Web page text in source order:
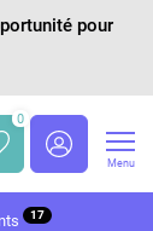
pour
0
Menu
17